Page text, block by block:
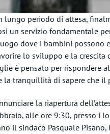
lungo periodo di attesa,
un servizio fondamentale
dove i bambini possono
lo sviluppo e la
è pensato per rispondere
la tranquillità di sapere che
la riapertura
alle ore 9:30, presso i
il sindaco Pasquale